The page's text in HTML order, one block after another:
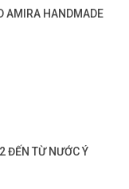
AMIRA HANDMADE
ĐẾN TỪ NƯỚC Ý